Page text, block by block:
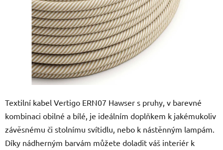
Textilní kabel Vertigo ERN07 Hawser s pruhy, v barevné
kombinaci obilné a bílé, je ideálním doplňkem k jakémukoliv
závěsnému či stolnímu svítidlu, nebo k nástěnným lampám.
Díky nádherným barvám můžete doladit váš interiér k